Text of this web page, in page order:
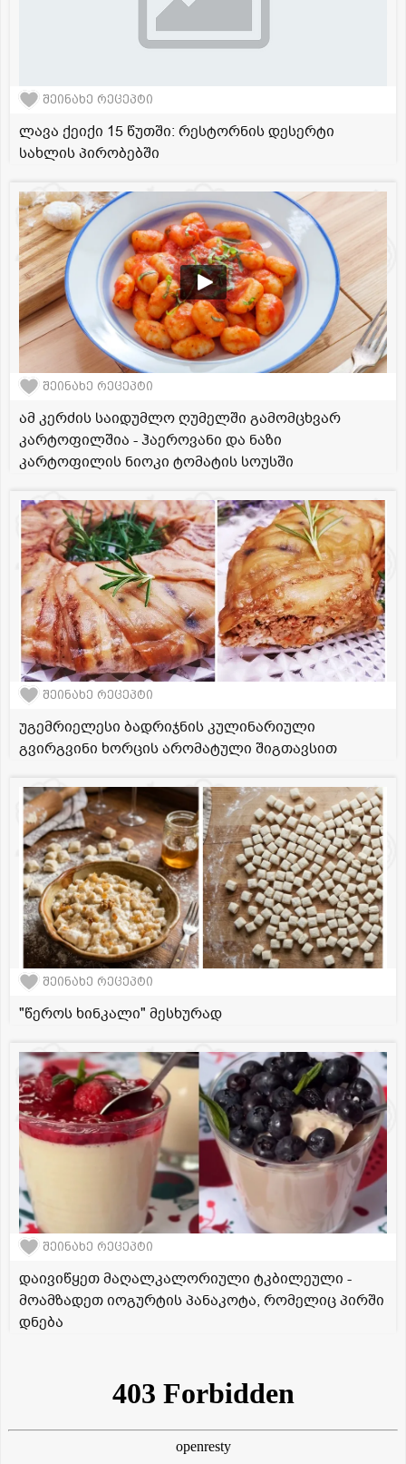
შეინახე რეცეპტი
ლავა ქეიქი 15 წუთში: რესტორნის დესერტი
სახლის პირობებში
შეინახე რეცეპტი
ამ კერძის საიდუმლო ღუმელში გამომცხვარ
კარტოფილშია - ჰაეროვანი და ნაზი
კარტოფილის ნიოკი ტომატის სოუსში
შეინახე რეცეპტი
უგემრიელესი ბადრიჯნის კულინარიული
გვირგვინი ხორცის არომატული შიგთავსით
შეინახე რეცეპტი
"წეროს ხინკალი" მესხურად
შეინახე რეცეპტი
დაივიწყეთ მაღალკალორიული ტკბილეული -
მოამზადეთ იოგურტის პანაკოტა, რომელიც პირში
დნება